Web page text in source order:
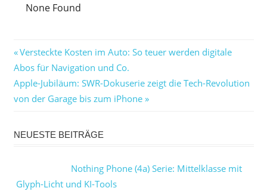
None Found
Beitragsnavigation
Vorheriger
Beitrag:
Versteckte Kosten im Auto: So teuer werden digitale
Abos für Navigation und Co.
Nächster
Beitrag:
Apple-Jubiläum: SWR-Dokuserie zeigt die Tech-Revolution
von der Garage bis zum iPhone
NEUESTE BEITRÄGE
Nothing Phone (4a) Serie: Mittelklasse mit
Glyph-Licht und KI-Tools